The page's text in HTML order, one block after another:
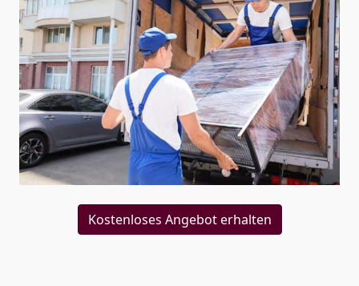
Kostenloses Angebot erhalten